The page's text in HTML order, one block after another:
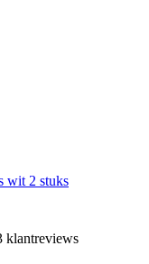
wit 2 stuks
klantreviews